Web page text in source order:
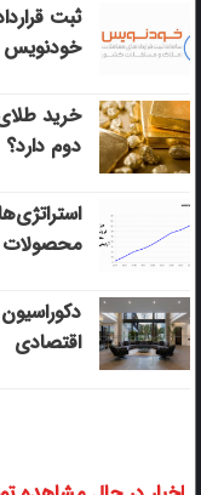
ثبت
خودنویس
خرید
دوم دارد؟
محصولات
اقتصادی